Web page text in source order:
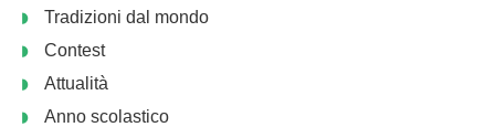
Tradizioni dal mondo
Contest
Attualità
Anno scolastico